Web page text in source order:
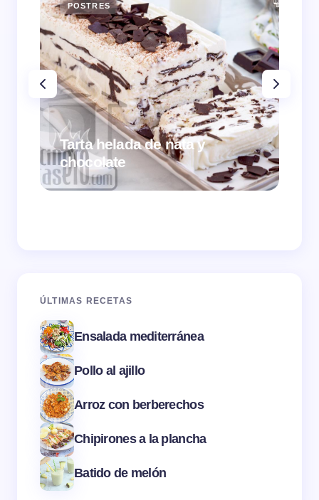
POSTRES
Tarta helada de nata y
chocolate
ÚLTIMAS RECETAS
Ensalada mediterránea
Pollo al ajillo
Arroz con berberechos
Chipirones a la plancha
Batido de melón